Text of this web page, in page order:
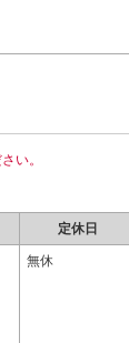
い。
定休日
無休